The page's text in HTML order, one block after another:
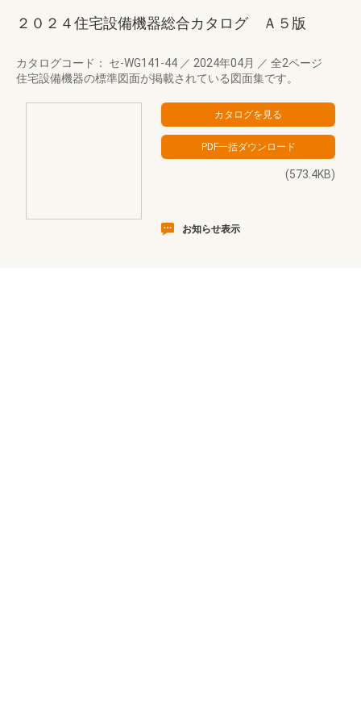
２０２４住宅設備機器総合カタログ Ａ５版
カタログコード： セ-WG141-44 ／ 2024年04月 ／ 全2ページ
住宅設備機器の標準図面が掲載されている図面集です。
(573.4KB)
お知らせ表示